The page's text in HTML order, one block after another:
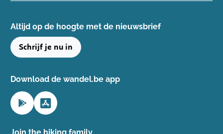
Altijd op de hoogte ​met de nieuwsbrief
Schrijf je nu in
Download de wandel.be app